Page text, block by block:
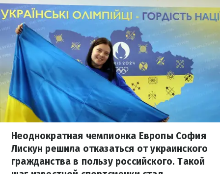
Неоднократная чемпионка Европы София
Лискун решила отказаться от украинского
гражданства в пользу российского. Такой